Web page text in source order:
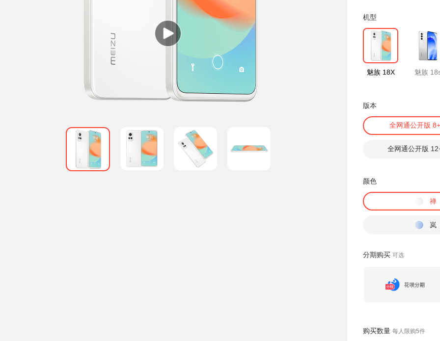
机型
魅族 18X 魅族
版本
全网通公开版
全网通公开版
颜色
禅
岚
分期购买 可选
购买数量 每人限购5件